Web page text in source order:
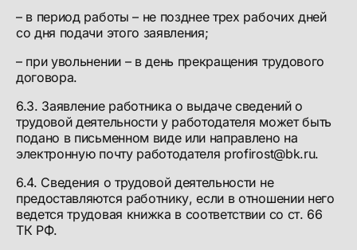
– в период работы – не позднее трех рабочих дней
со дня подачи этого заявления;
– при увольнении – в день прекращения трудового
договора.
6.3. Заявление работника о выдаче сведений о
трудовой деятельности у работодателя может быть
подано в письменном виде или направлено на
электронную почту работодателя profirost@bk.ru.
6.4. Сведения о трудовой деятельности не
предоставляются работнику, если в отношении него
ведется трудовая книжка в соответствии со ст. 66
ТК РФ.